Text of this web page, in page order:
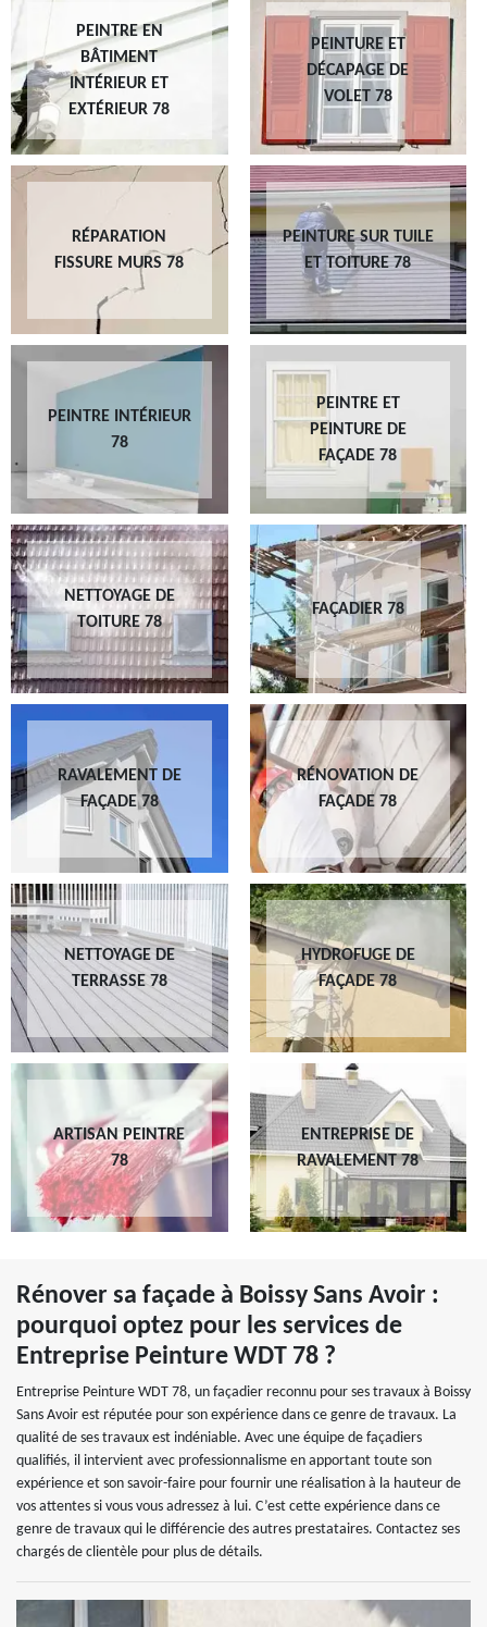
PEINTRE EN
BÂTIMENT
INTÉRIEUR ET
EXTÉRIEUR 78
PEINTURE ET
DÉCAPAGE DE
VOLET 78
RÉPARATION
FISSURE MURS 78
PEINTURE SUR TUILE
ET TOITURE 78
PEINTRE INTÉRIEUR
78
PEINTRE ET
PEINTURE DE
FAÇADE 78
NETTOYAGE DE
TOITURE 78
FAÇADIER 78
RAVALEMENT DE
FAÇADE 78
RÉNOVATION DE
FAÇADE 78
NETTOYAGE DE
TERRASSE 78
HYDROFUGE DE
FAÇADE 78
ARTISAN PEINTRE
78
ENTREPRISE DE
RAVALEMENT 78
Rénover sa façade à Boissy Sans Avoir :
pourquoi optez pour les services de
Entreprise Peinture WDT 78 ?
Entreprise Peinture WDT 78, un façadier reconnu pour ses travaux à Boissy
Sans Avoir est réputée pour son expérience dans ce genre de travaux. La
qualité de ses travaux est indéniable. Avec une équipe de façadiers
qualifiés, il intervient avec professionnalisme en apportant toute son
expérience et son savoir-faire pour fournir une réalisation à la hauteur de
vos attentes si vous vous adressez à lui. C’est cette expérience dans ce
genre de travaux qui le différencie des autres prestataires. Contactez ses
chargés de clientèle pour plus de détails.